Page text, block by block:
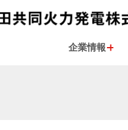
企業情報